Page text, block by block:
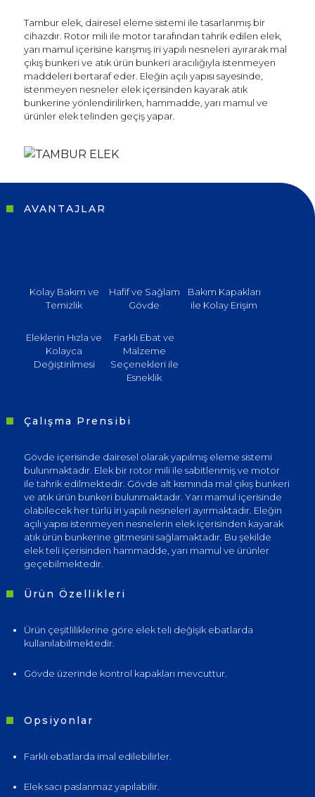
Sosyal
Tambur elek, dairesel eleme sistemi ile tasarlanmış bir
cihazdır. Rotor mili ile motor tarafından tahrik edilen elek,
yarı mamul içerisine karışmış iri yapılı nesneleri ayırarak mal
çıkış bunkeri ve atık ürün bunkeri aracılığıyla istenmeyen
maddeleri bertaraf eder. Eleğin açılı yapısı sayesinde,
istenmeyen nesneler elek içerisinden kayarak atık
bunkerine yönlendirilirken, hammadde, yarı mamul ve
ürünler elek telinden geçiş yapar.
AVANTAJLAR
Kolay Bakım ve
Temizlik
Hafif ve Sağlam
Gövde
Bakım Kapakları
ile Kolay Erişim
Eleklerin Hızla ve
Kolayca
Değiştirilmesi
Farklı Ebat ve
Malzeme
Seçenekleri ile
Esneklik
Çalışma Prensibi
Gövde içerisinde dairesel olarak yapılmış eleme sistemi
bulunmaktadır. Elek bir rotor mili ile sabitlenmiş ve motor
ile tahrik edilmektedir. Gövde alt kısmında mal çıkış bunkeri
ve atık ürün bunkeri bulunmaktadır. Yarı mamul içerisinde
olabilecek her türlü iri yapılı nesneleri ayırmaktadır. Eleğin
açılı yapısı istenmeyen nesnelerin elek içerisinden kayarak
atık ürün bunkerine gitmesini sağlamaktadır. Bu şekilde
elek teli içerisinden hammadde, yarı mamul ve ürünler
geçebilmektedir.
Ürün Özellikleri
Ürün çeşitliliklerine göre elek teli değişik ebatlarda
kullanılabilmektedir.
Gövde üzerinde kontrol kapakları mevcuttur.
Opsiyonlar
Farklı ebatlarda imal edilebilirler.
Elek sacı paslanmaz yapılabilir.